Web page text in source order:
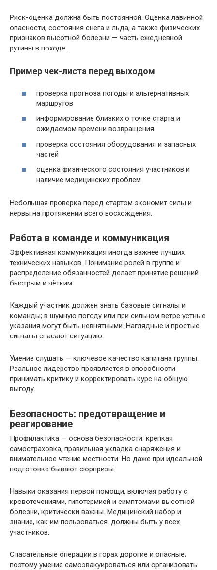
Риск-оценка должна быть постоянной. Оценка лавинной
опасности, состояния снега и льда, а также физических
признаков высотной болезни — часть ежедневной
рутины в походе.
Пример чек-листа перед выходом
проверка прогноза погоды и альтернативных
маршрутов
информирование близких о точке старта и
ожидаемом времени возвращения
проверка состояния оборудования и запасных
частей
оценка физического состояния участников и
наличие медицинских проблем
Небольшая проверка перед стартом экономит силы и
нервы на протяжении всего восхождения.
Работа в команде и коммуникация
Эффективная коммуникация иногда важнее лучших
технических навыков. Понимание ролей в группе и
распределение обязанностей делает принятие решений
быстрым и чётким.
Каждый участник должен знать базовые сигналы и
команды; в шумную погоду или при сильном ветре устные
указания могут быть невнятными. Наглядные и простые
сигналы спасают ситуацию.
Умение слушать — ключевое качество капитана группы.
Реальное лидерство проявляется в способности
принимать критику и корректировать курс на общую
выгоду.
Безопасность: предотвращение и
реагирование
Профилактика — основа безопасности: крепкая
самостраховка, правильная укладка снаряжения и
внимательное чтение местности. Но даже при идеальной
подготовке бывают сюрпризы.
Навыки оказания первой помощи, включая работу с
кровотечениями, гипотермией и симптомами высотной
болезни, критически важны. Медицинский набор и
знание, как им пользоваться, должны быть у всех
участников.
Спасательные операции в горах дорогие и опасные;
поэтому умение самоэвакуироваться или организовать